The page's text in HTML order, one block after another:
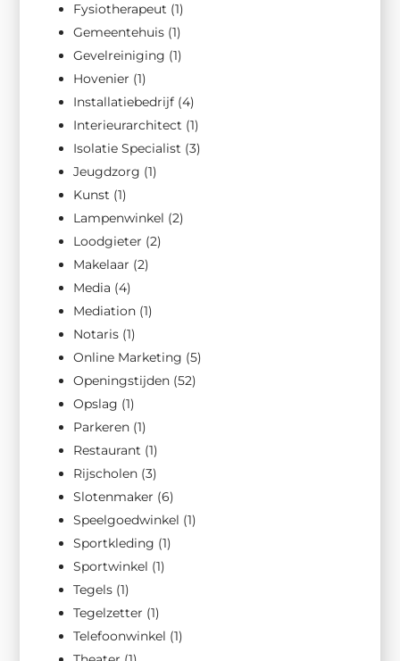
Fysiotherapeut (1)
Gemeentehuis (1)
Gevelreiniging (1)
Hovenier (1)
Installatiebedrijf (4)
Interieurarchitect (1)
Isolatie Specialist (3)
Jeugdzorg (1)
Kunst (1)
Lampenwinkel (2)
Loodgieter (2)
Makelaar (2)
Media (4)
Mediation (1)
Notaris (1)
Online Marketing (5)
Openingstijden (52)
Opslag (1)
Parkeren (1)
Restaurant (1)
Rijscholen (3)
Slotenmaker (6)
Speelgoedwinkel (1)
Sportkleding (1)
Sportwinkel (1)
Tegels (1)
Tegelzetter (1)
Telefoonwinkel (1)